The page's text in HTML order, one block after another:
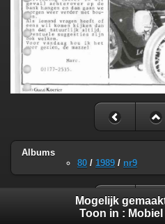
Albums
80 / 1989 / nr9
Mogelijk
Toon in : Mobiel